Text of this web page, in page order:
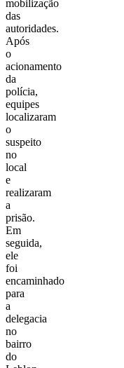
mobilização
das
autoridades.
Após
o
acionamento
da
polícia,
equipes
localizaram
o
suspeito
no
local
e
realizaram
a
prisão.
Em
seguida,
ele
foi
encaminhado
para
a
delegacia
no
bairro
do